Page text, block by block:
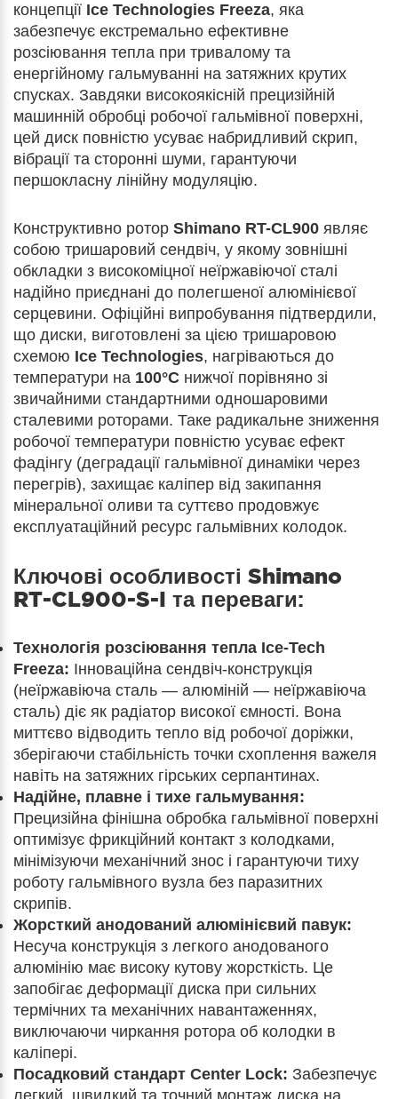
концепції Ice Technologies Freeza, яка
забезпечує екстремально ефективне
розсіювання тепла при тривалому та
енергійному гальмуванні на затяжних крутих
спусках. Завдяки високоякісній прецизійній
машинній обробці робочої гальмівної поверхні,
цей диск повністю усуває набридливий скрип,
вібрації та сторонні шуми, гарантуючи
першокласну лінійну модуляцію.
Конструктивно ротор Shimano RT-CL900 являє
собою тришаровий сендвіч, у якому зовнішні
обкладки з високоміцної неїржавіючої сталі
надійно приєднані до полегшеної алюмінієвої
серцевини. Офіційні випробування підтвердили,
що диски, виготовлені за цією тришаровою
схемою Ice Technologies, нагріваються до
температури на 100°C нижчої порівняно зі
звичайними стандартними одношаровими
сталевими роторами. Таке радикальне зниження
робочої температури повністю усуває ефект
фадінгу (деградації гальмівної динаміки через
перегрів), захищає каліпер від закипання
мінеральної оливи та суттєво продовжує
експлуатаційний ресурс гальмівних колодок.
Ключові особливості Shimano
RT-CL900-S-I та переваги:
Технологія розсіювання тепла Ice-Tech
Freeza: Інноваційна сендвіч-конструкція
(неїржавіюча сталь — алюміній — неїржавіюча
сталь) діє як радіатор високої ємності. Вона
миттєво відводить тепло від робочої доріжки,
зберігаючи стабільність точки схоплення важеля
навіть на затяжних гірських серпантинах.
Надійне, плавне і тихе гальмування:
Прецизійна фінішна обробка гальмівної поверхні
оптимізує фрикційний контакт з колодками,
мінімізуючи механічний знос і гарантуючи тиху
роботу гальмівного вузла без паразитних
скрипів.
Жорсткий анодований алюмінієвий павук:
Несуча конструкція з легкого анодованого
алюмінію має високу кутову жорсткість. Це
запобігає деформації диска при сильних
термічних та механічних навантаженнях,
виключаючи чиркання ротора об колодки в
каліпері.
Посадковий стандарт Center Lock: Забезпечує
легкий, швидкий та точний монтаж диска на